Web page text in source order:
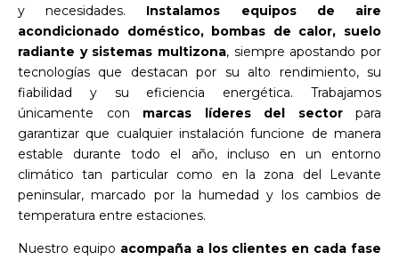
y necesidades. Instalamos equipos de aire
acondicionado doméstico, bombas de calor, suelo
radiante y sistemas multizona, siempre apostando por
tecnologías que destacan por su alto rendimiento, su
fiabilidad y su eficiencia energética. Trabajamos
únicamente con marcas líderes del sectorpara
garantizar que cualquier instalación funcione de manera
estable durante todo el año, incluso en un entorno
climático tan particular como en la zona del Levante
peninsular, marcado por la humedad y los cambios de
temperatura entre estaciones.
Nuestro equipo acompaña a los clientes en cada fase